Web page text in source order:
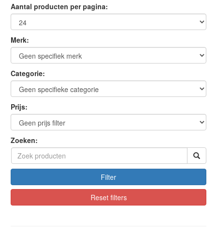
Aantal producten per pagina:
Merk:
Categorie:
Prijs:
Zoeken:
Filter
Reset filters